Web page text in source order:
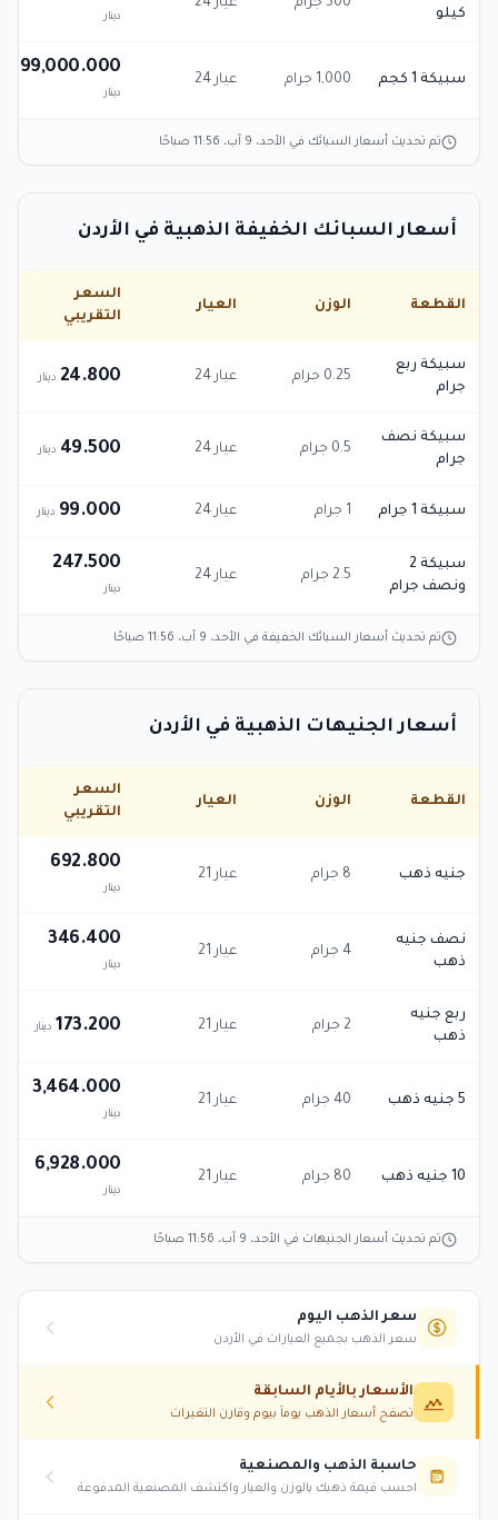
كيلو
500 جرام عيار 24
دينار
سبيكة 1 كجم 1,000 جرام عيار 24
99,000.000
دينار
تم تحديث أسعار السبائك في الأحد، 9 آب، 11:56 صباحًا
أسعار السبائك الخفيفة الذهبية في الأردن
القطعة الوزن العيار
السعر
التقريبي
سبيكة ربع
جرام
0.25 جرام عيار 24 24.800 دينار
سبيكة نصف
جرام
0.5 جرام عيار 24 49.500 دينار
سبيكة 1 جرام 1 جرام عيار 24 99.000 دينار
سبيكة 2
ونصف جرام
2.5 جرام عيار 24
247.500
دينار
تم تحديث أسعار السبائك الخفيفة في الأحد، 9 آب، 11:56 صباحًا
أسعار الجنيهات الذهبية في الأردن
القطعة الوزن العيار
السعر
التقريبي
جنيه ذهب 8 جرام عيار 21
692.800
دينار
نصف جنيه
ذهب
4 جرام عيار 21
346.400
دينار
ربع جنيه
ذهب
2 جرام عيار 21 173.200 دينار
5 جنيه ذهب 40 جرام عيار 21
3,464.000
دينار
10 جنيه ذهب 80 جرام عيار 21
6,928.000
دينار
تم تحديث أسعار الجنيهات في الأحد، 9 آب، 11:56 صباحًا
سعر الذهب اليوم
سعر الذهب بجميع العيارات في الأردن
الأسعار بالأيام السابقة
تصفح أسعار الذهب يوماً بيوم وقارن التغيرات
حاسبة الذهب والمصنعية
احسب قيمة ذهبك بالوزن والعيار واكتشف المصنعية المدفوعة